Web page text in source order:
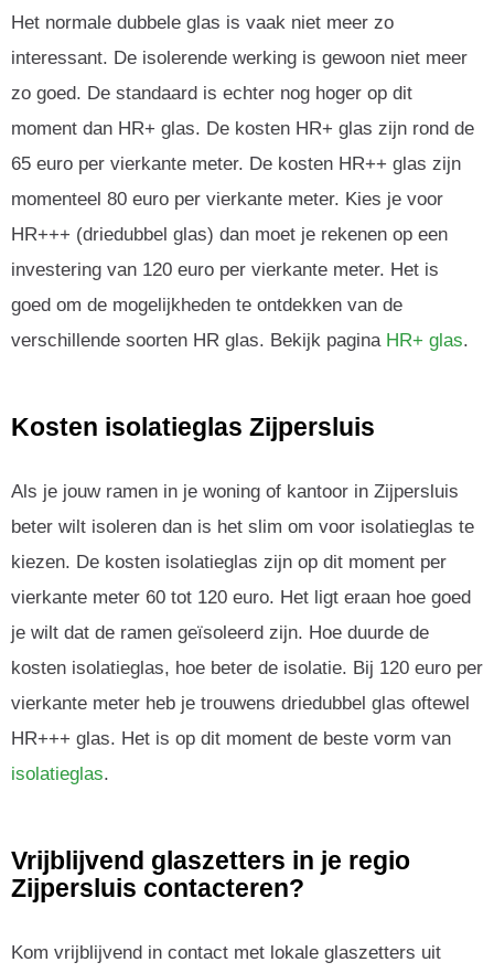
Het normale dubbele glas is vaak niet meer zo
interessant. De isolerende werking is gewoon niet meer
zo goed. De standaard is echter nog hoger op dit
moment dan HR+ glas. De kosten HR+ glas zijn rond de
65 euro per vierkante meter. De kosten HR++ glas zijn
momenteel 80 euro per vierkante meter. Kies je voor
HR+++ (driedubbel glas) dan moet je rekenen op een
investering van 120 euro per vierkante meter. Het is
goed om de mogelijkheden te ontdekken van de
verschillende soorten HR glas. Bekijk pagina HR+ glas.
Kosten isolatieglas Zijpersluis
Als je jouw ramen in je woning of kantoor in Zijpersluis
beter wilt isoleren dan is het slim om voor isolatieglas te
kiezen. De kosten isolatieglas zijn op dit moment per
vierkante meter 60 tot 120 euro. Het ligt eraan hoe goed
je wilt dat de ramen geïsoleerd zijn. Hoe duurde de
kosten isolatieglas, hoe beter de isolatie. Bij 120 euro per
vierkante meter heb je trouwens driedubbel glas oftewel
HR+++ glas. Het is op dit moment de beste vorm van
isolatieglas.
Vrijblijvend glaszetters in je regio
Zijpersluis contacteren?
Kom vrijblijvend in contact met lokale glaszetters uit